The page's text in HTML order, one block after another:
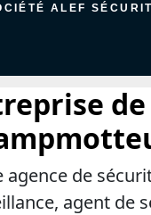
ALEF
agence de
agent de